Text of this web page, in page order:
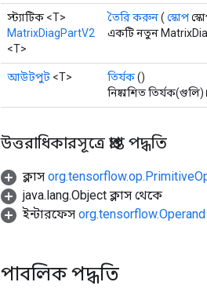
স্ট্যাটিক <T>
MatrixDiagPartV2
<T>
তৈরি করুন( স্কোপ
একটি নতুন
আউটপুট <T> তির্যক()
নিষ্কাশিত তির্যক(গুলি)।
উত্তরাধিকারসূত্রে প্রাপ্ত পদ্ধতি
ক্লাস
java.lang.Object ক্লাস থেকে
ইন্টারফেস org.tensorflow.Operand
পাবলিক পদ্ধতি